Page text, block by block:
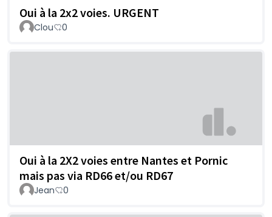
Oui à la 2x2 voies. URGENT
Clou 0
Oui à la 2X2 voies entre Nantes et Pornic
mais pas via RD66 et/ou RD67
Jean 0